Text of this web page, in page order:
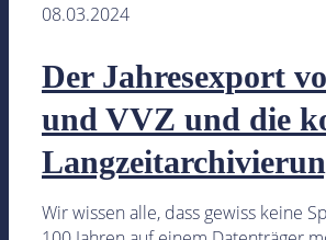
- Optimierungen der
Jetzt mehr erfahren
Notarkosten
08.03.2024
Der Jahresexport
und VVZ und die
Wir wissen alle, dass gewiss keine